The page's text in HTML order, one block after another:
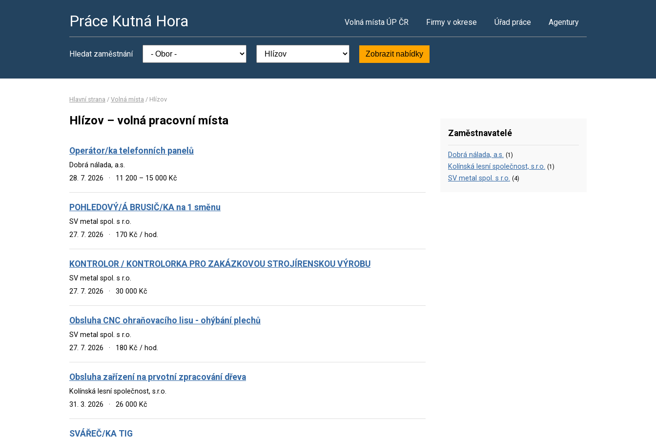
Práce Kutná Hora Volná místa ÚP ČR Firmy v okrese Úřad práce Agentury
Hledat zaměstnání Zobrazit nabídky
Hlavní strana / Volná místa / Hlízov
Hlízov – volná pracovní místa
Operátor/ka telefonních panelů
Dobrá nálada, a.s.
28. 7. 2026
· 11 200 – 15 000 Kč
POHLEDOVÝ/Á BRUSIČ/KA na 1 směnu
SV metal spol. s r.o.
27. 7. 2026
· 170 Kč / hod.
KONTROLOR / KONTROLORKA PRO ZAKÁZKOVOU STROJÍRENSKOU VÝROBU
SV metal spol. s r.o.
27. 7. 2026
· 30 000 Kč
Obsluha CNC ohraňovacího lisu - ohýbání plechů
SV metal spol. s r.o.
27. 7. 2026
· 180 Kč / hod.
Obsluha zařízení na prvotní zpracování dřeva
Kolínská lesní společnost, s.r.o.
31. 3. 2026
· 26 000 Kč
SVÁŘEČ/KA TIG
Zaměstnavatelé
Dobrá nálada, a.s. (1)
Kolínská lesní společnost, s.r.o. (1)
SV metal spol. s r.o. (4)